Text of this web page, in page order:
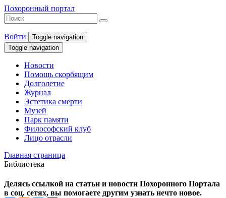
Похоронный портал
Войти
Toggle navigation
Toggle navigation
Новости
Помощь скорбящим
Долголетие
Журнал
Эстетика смерти
Музей
Парк памяти
Философский клуб
Лицо отрасли
Главная страница
Библиотека
Делясь ссылкой на статьи и новости Похоронного Портала
в соц. сетях, вы помогаете другим узнать нечто новое.